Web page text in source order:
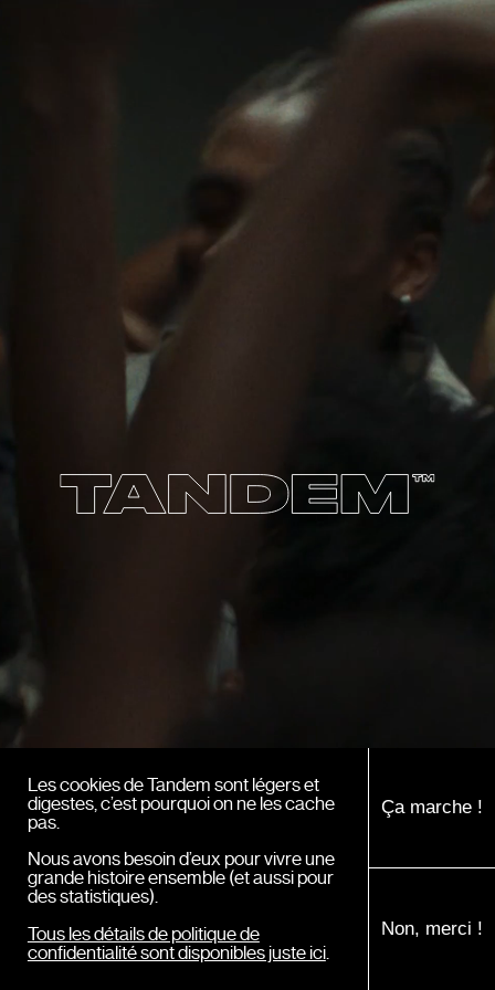
FILMS
PROJECTIONS
JOURNAL
BOUTIQUE
Les cookies de Tandem sont légers et
digestes, c’est pourquoi on ne les cache
pas.
Nous avons besoin d’eux pour vivre une
grande histoire ensemble (et aussi pour
des statistiques).
Tous les détails de politique de
confidentialité sont disponibles juste ici.
Ça marche !
Non, merci !